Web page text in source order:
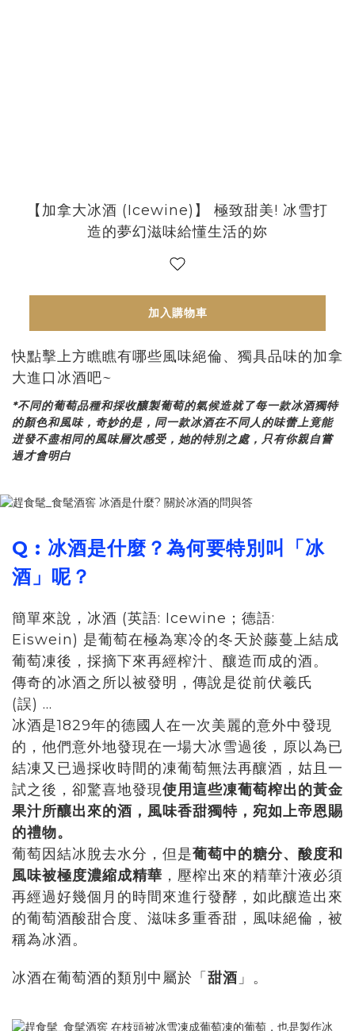
【加拿大冰酒 (Icewine)】 極致甜美! 冰雪打
造的夢幻滋味給懂生活的妳
加入購物車
快點擊上方瞧瞧有哪些風味絕倫、獨具品味的加拿
大進口冰酒吧~
*不同的葡萄品種和採收釀製葡萄的氣候造就了每一款冰酒獨特
的顏色和風味，奇妙的是，同一款冰酒在不同人的味蕾上竟能
迸發不盡相同的風味層次感受，她的特別之處，只有你親自嘗
過才會明白
Q : 冰酒是什麼 ？ 為何要特別叫「冰
酒」呢？
簡單來說，冰酒 (英語: Icewine；德語:
Eiswein) 是葡萄在極為寒冷的冬天於藤蔓上結成
葡萄凍後，採摘下來再經榨汁、釀造而成的酒。
傳奇的冰酒之所以被發明，傳說是從前伏羲氏
(誤) ...
冰酒是1829年的德國人在一次美麗的意外中發現
的，他們意外地發現在一場大冰雪過後，原以為已
結凍又已過採收時間的凍葡萄無法再釀酒，姑且一
試之後，卻驚喜地發現使用這些凍葡萄榨出的黃金
果汁所釀出來的酒，風味香甜獨特，宛如上帝恩賜
的禮物。
葡萄因結冰脫去水分，但是葡萄中的糖分、酸度和
風味被極度濃縮成精華 ，壓榨出來的精華汁液必須
再經過好幾個月的時間來進行發酵，如此釀造出來
的葡萄酒酸甜合度、滋味多重香甜，風味絕倫，被
稱為冰酒。
冰酒在葡萄酒的類別中屬於「 甜酒 」。